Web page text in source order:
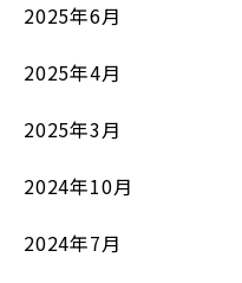
2025年6月
2025年4月
2025年3月
2024年10月
2024年7月